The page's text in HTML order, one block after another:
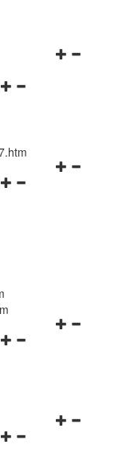
Navigationsmenü
Navigationsmenü
Navigationsmenü
Navigationsmenü